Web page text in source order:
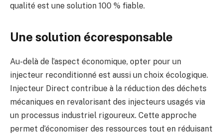
qualité est une solution 100 % fiable.
Une solution écoresponsable
Au-delà de l’aspect économique, opter pour un
injecteur reconditionné est aussi un choix écologique.
Injecteur Direct contribue à la réduction des déchets
mécaniques en revalorisant des injecteurs usagés via
un processus industriel rigoureux. Cette approche
permet d’économiser des ressources tout en réduisant